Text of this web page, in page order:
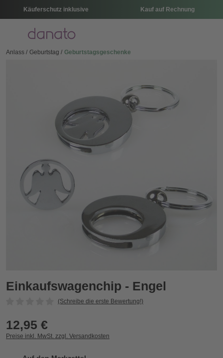
Käuferschutz inklusive Kauf auf Rechnung
Menü
Anlass Geburtstag Geburtstagsgeschenke
Einkaufswagenchip - Engel
(Schreibe die erste Bewertung!)
12,95 €
Preise inkl. MwSt. zzgl. Versandkosten